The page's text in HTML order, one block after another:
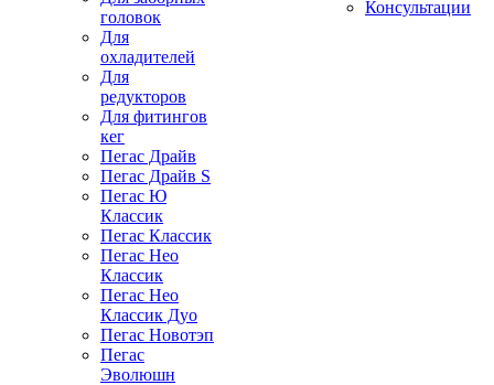
головок
Для
охладителей
Для
редукторов
Для фитингов
кег
Пегас Драйв
Пегас Драйв S
Пегас Ю
Классик
Пегас Классик
Пегас Нео
Классик
Пегас Нео
Классик Дуо
Пегас Новотэп
Пегас
Эволюшн
Консультации